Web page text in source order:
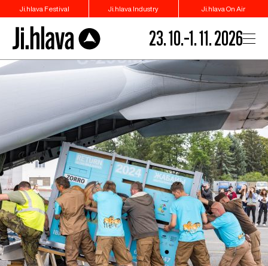
Ji.hlava Festival Ji.hlava Industry Ji.hlava On Air
23. 10.–1. 11. 2026